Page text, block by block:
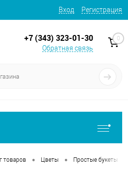
Вход Регистрация
+7 (343) 323-01-30
Обратная связь
0
товаров • Цветы • Простые букеты